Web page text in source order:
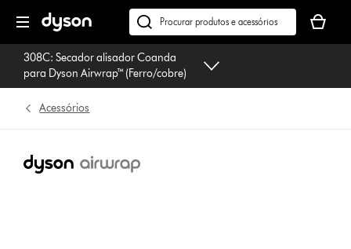
seguinte
Pesquisar
em
dyson.pt
seu
cesto
308C: Secador alisador Coanda
para Dyson Airwrap™ (Ferro/cobre)
Acessórios